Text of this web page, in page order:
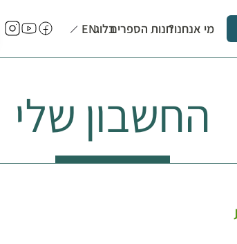
מי אנחנו?חנות הספריםבלוגEN
החשבון שלי